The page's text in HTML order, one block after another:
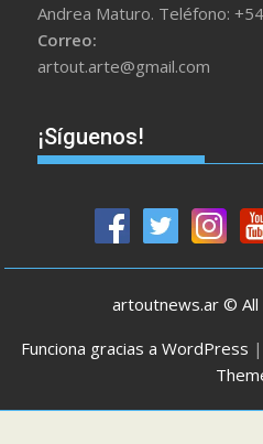
Andrea Maturo. Teléfono:
Correo:
artout.arte@gmail.com
¡Síguenos!
artoutnews.ar ©
Funciona gracias a WordPress |